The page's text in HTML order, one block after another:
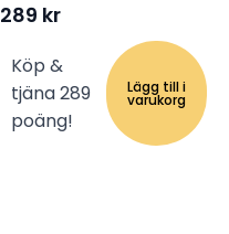
289 kr
Köp &
tjäna 289
poäng!
Lägg till i
varukorg